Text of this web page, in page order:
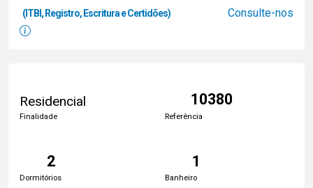
(ITBI, Registro, Escritura e Certidões) Consulte-nos
Residencial
Finalidade
10380
Referência
2
Dormitórios
1
Banheiro